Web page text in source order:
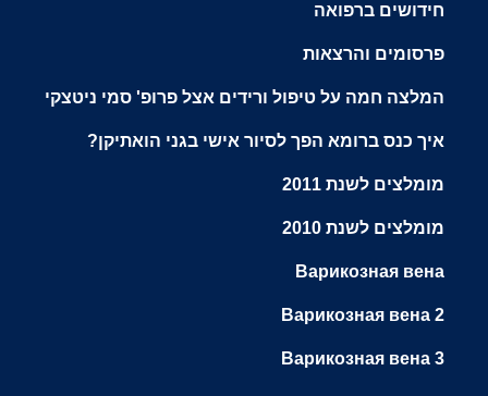
חידושים ברפואה
פרסומים והרצאות
המלצה חמה על טיפול ורידים אצל פרופ' סמי ניטצקי
איך כנס ברומא הפך לסיור אישי בגני הואתיקן?
מומלצים לשנת 2011
מומלצים לשנת 2010
Варикозная вена
Варикозная вена 2
Варикозная вена 3